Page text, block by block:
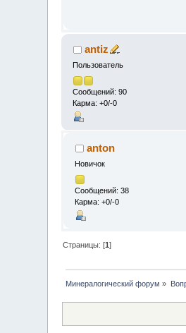
antiz
Пользователь
Сообщений: 90
Карма: +0/-0
anton
Новичок
Сообщений: 38
Карма: +0/-0
Страницы: [1]
Минералогический форум »